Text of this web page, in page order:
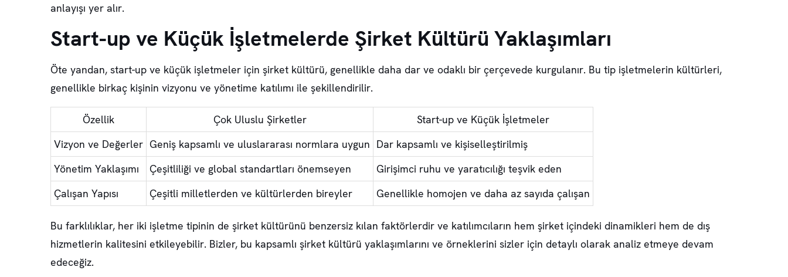
anlayışı yer alır.
Start-up ve Küçük İşletmelerde Şirket Kültürü Yaklaşımları
Öte yandan, start-up ve küçük işletmeler için şirket kültürü, genellikle daha dar ve odaklı bir çerçevede kurgulanır. Bu tip işletmelerin kültürleri,
genellikle birkaç kişinin vizyonu ve yönetime katılımı ile şekillendirilir.
Özellik Çok Uluslu Şirketler
Start-up ve Küçük İşletmeler
Vizyon ve Değerler Geniş kapsamlı ve uluslararası normlara uygun Dar kapsamlı ve kişiselleştirilmiş
Yönetim Yaklaşımı
Çeşitliliği ve global standartları önemseyen
Girişimci ruhu ve yaratıcılığı teşvik eden
Çalışan Yapısı
Çeşitli milletlerden ve kültürlerden bireyler Genellikle homojen ve daha az sayıda çalışan
Bu farklılıklar, her iki işletme tipinin de şirket kültürünü benzersiz kılan faktörlerdir ve katılımcıların hem şirket içindeki dinamikleri hem de dış
hizmetlerin kalitesini etkileyebilir. Bizler, bu kapsamlı şirket kültürü yaklaşımlarını ve örneklerini sizler için detaylı olarak analiz etmeye devam
edeceğiz.